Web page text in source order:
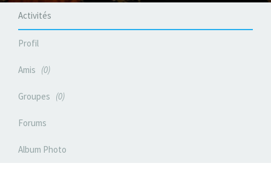
Activités
Profil
Amis 0
Groupes 0
Forums
Album Photo